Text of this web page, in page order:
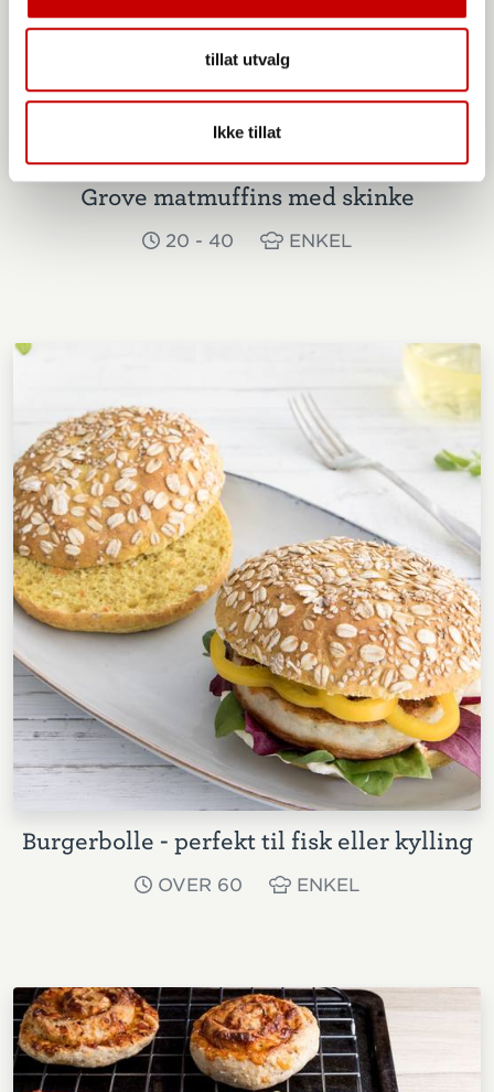
tillat utvalg
Ikke tillat
Grove matmuffins med skinke
20 - 40 ENKEL
Burgerbolle - perfekt til fisk eller kylling
OVER 60 ENKEL